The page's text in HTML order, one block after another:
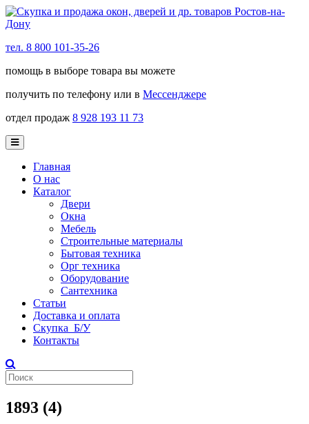
тел. 8 800 101-35-26
помощь в выборе товара вы можете
получить по телефону или в Мессенджере
отдел продаж 8 928 193 11 73
Главная
О нас
Каталог
Двери
Окна
Мебель
Строительные материалы
Бытовая техника
Орг техника
Оборудование
Сантехника
Статьи
Доставка и оплата
Скупка Б/У
Контакты
1893 (4)